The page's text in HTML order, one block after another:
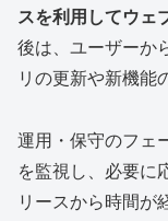
スを利用してウェ
後は、ユーザーか
リの更新や新機能
運用・保守のフェ
を監視し、必要に
リースから時間が